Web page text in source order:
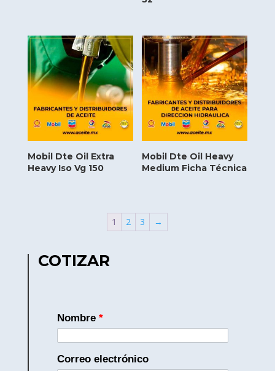
Mobil Dte Oil Extra
Heavy Iso Vg 150
Mobil Dte Oil Heavy
Medium Ficha Técnica
1 2 3 →
COTIZAR
Nombre *
Correo electrónico